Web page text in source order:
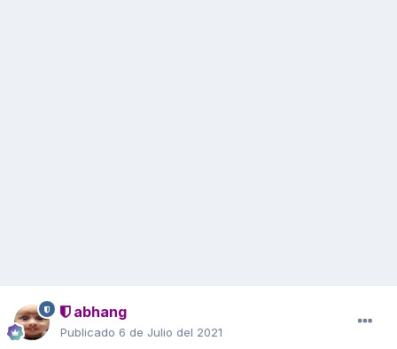
abhang
Publicado 6 de Julio del 2021